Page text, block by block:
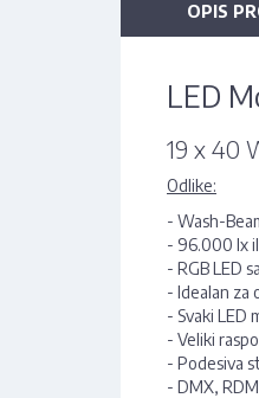
OPIS
LED
19 x 40
Odlike:
- Wash-
- 96.000 lx
- RGB LED
- Idealan za
- Svaki LED
- Veliki
- Podesiva
- DMX,